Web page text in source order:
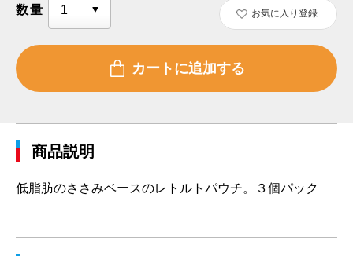
数量 お気に入り登録
商品説明
低脂肪のささみベースのレトルトパウチ。３個パック